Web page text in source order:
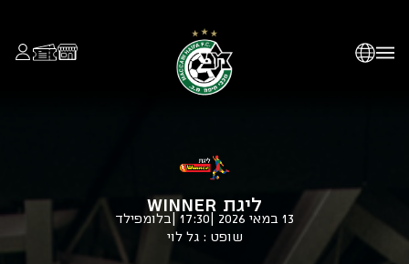
ליגת WINNER
13 במאי 2026 17:30 בלומפילד
שופט : גל לוי